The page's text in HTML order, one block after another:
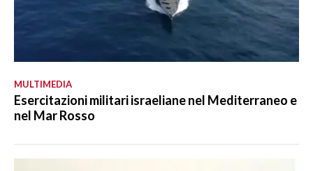
MULTIMEDIA
Esercitazioni militari israeliane nel Mediterraneo e
nel Mar Rosso